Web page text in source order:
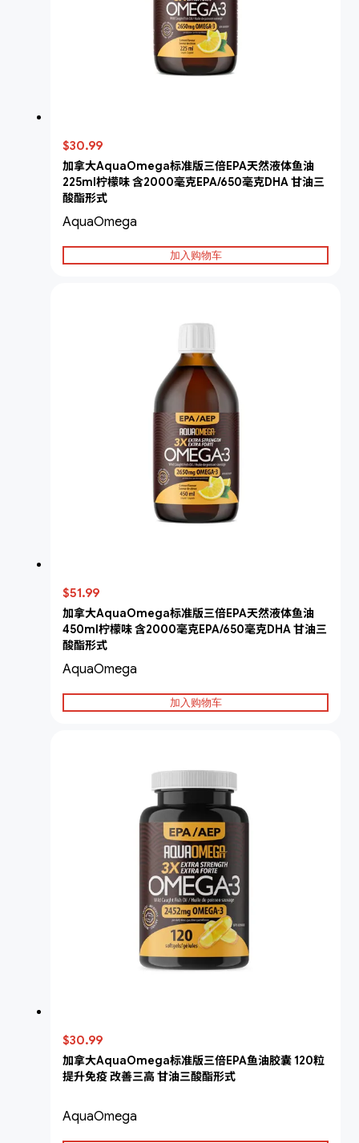
$30.99
加拿大AquaOmega标准版三倍EPA天然液体鱼油
225ml柠檬味 含2000毫克EPA/650毫克DHA 甘油三
酸酯形式
AquaOmega
加入购物车
$51.99
加拿大AquaOmega标准版三倍EPA天然液体鱼油
450ml柠檬味 含2000毫克EPA/650毫克DHA 甘油三
酸酯形式
AquaOmega
加入购物车
$30.99
加拿大AquaOmega标准版三倍EPA鱼油胶囊 120粒
提升免疫 改善三高 甘油三酸酯形式
AquaOmega